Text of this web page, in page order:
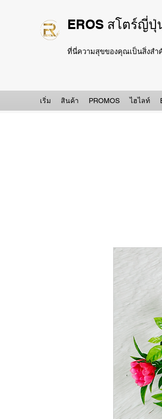
EROS สโตร์ญี่ปุ่
ที่นี่ความสุขของคุณเป็นสิ่งสำ
เริ่ม สินค้า PROMOS ไฮไลท์